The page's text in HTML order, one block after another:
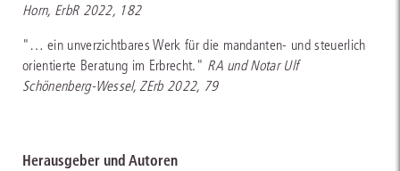
Horn, ErbR 2022, 182
"… ein unverzichtbares Werk für die mandanten- und steuerlich
orientierte Beratung im Erbrecht." RA und Notar Ulf
Schönenberg-Wessel, ZErb 2022, 79
Herausgeber und Autoren